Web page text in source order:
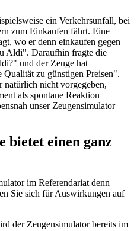
ein Verkehrsunfall, bei
zum Einkaufen fährt. Eine
wo er denn einkaufen gegen
Aldi". Daraufhin fragte die
und der Zeuge hat
Qualität zu günstigen Preisen".
natürlich nicht vorgegeben,
als spontane Reaktion
unser Zeugensimulator
bietet einen ganz
im Referendariat denn
Sie sich für Auswirkungen auf
der Zeugensimulator bereits im